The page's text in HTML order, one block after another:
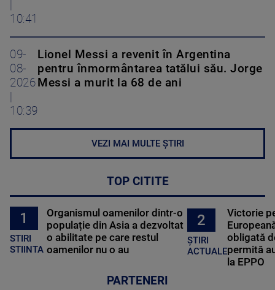
10:41
09-
08-
2026
10:39
Lionel Messi a revenit în Argentina
pentru înmormântarea tatălui său. Jorge
Messi a murit la 68 de ani
VEZI MAI MULTE ȘTIRI
TOP CITITE
1
STIRI
STIINTA
Organismul oamenilor dintr-o
populație din Asia a dezvoltat
o abilitate pe care restul
oamenilor nu o au
2
ȘTIRI
ACTUALE
Victorie
obligată
permită
la EPPO
PARTENERI